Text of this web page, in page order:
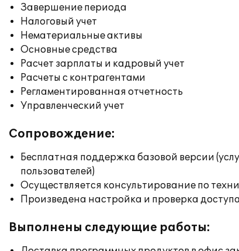
Завершение периода
Налоговый учет
Нематериальные активы
Основные средства
Расчет зарплаты и кадровый учет
Расчеты с контрагентами
Регламентированная отчетность
Управленческий учет
Сопровождение:
Бесплатная поддержка базовой версии
пользователей)
Осуществляется консультирование по
Произведена настройка и проверка
Выполнены следующие работы: